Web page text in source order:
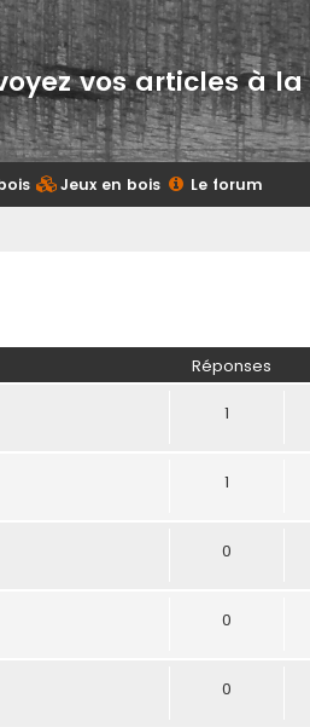
vos articles à
Jeux en bois Le forum
Réponses
1
1
0
0
0